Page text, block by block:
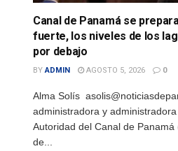
Canal de Panamá se
fuerte, los niveles de los
por debajo
BY ADMIN AGOSTO 5, 2026 0
Alma Solís
administradora y
Autoridad del Canal de Panamá
de...